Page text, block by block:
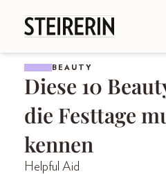
BEAUTY
Diese 10
die Festtage
kennen
Helpful Aid